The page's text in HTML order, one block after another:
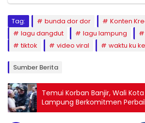
Tag: bunda dor dor
Konten
lagu dangdut
lagu lampung
tiktok
video viral waktu ku
Sumber Berita
Temui Korban Banjir, Wali
Lampung Berkomitmen
Lakukan Normalisasi Sungai